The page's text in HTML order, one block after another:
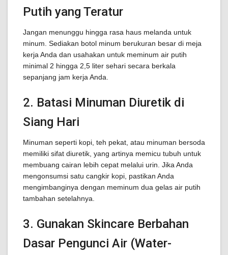
Putih yang Teratur
Jangan menunggu hingga rasa haus melanda untuk
minum. Sediakan botol minum berukuran besar di meja
kerja Anda dan usahakan untuk meminum air putih
minimal 2 hingga 2,5 liter sehari secara berkala
sepanjang jam kerja Anda.
2. Batasi Minuman Diuretik di
Siang Hari
Minuman seperti kopi, teh pekat, atau minuman bersoda
memiliki sifat diuretik, yang artinya memicu tubuh untuk
membuang cairan lebih cepat melalui urin. Jika Anda
mengonsumsi satu cangkir kopi, pastikan Anda
mengimbanginya dengan meminum dua gelas air putih
tambahan setelahnya.
3. Gunakan Skincare Berbahan
Dasar Pengunci Air (Water-